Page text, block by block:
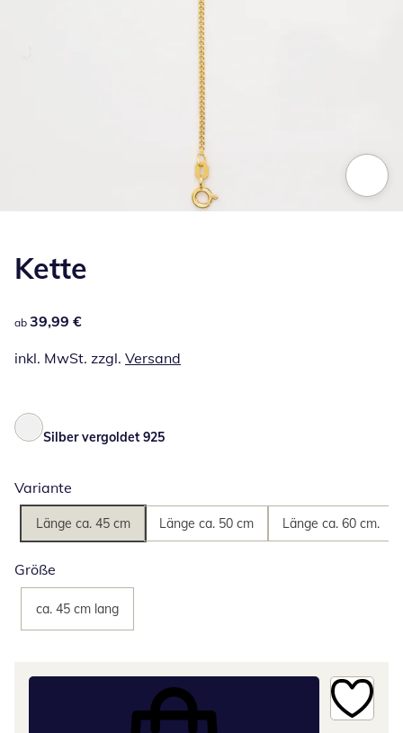
Kette
39,99 €
ab 39,99 €
inkl. MwSt. zzgl. Versand
Silber vergoldet 925
Variante
Länge ca. 45 cm Länge ca. 50 cm Länge ca. 60 cm.
Größe
ca. 45 cm lang